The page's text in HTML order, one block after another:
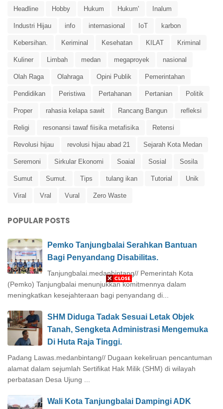
Headline Hobby Hukum Hukum' Inalum
Industri Hijau info internasional IoT karbon
Kebersihan. Keriminal Kesehatan KILAT Kriminal
Kuliner Limbah medan megaproyek nasional
Olah Raga Olahraga Opini Publik Pemerintahan
Pendidikan Peristiwa Pertahanan Pertanian Politik
Proper rahasia kelapa sawit Rancang Bangun refleksi
Religi resonansi tawaf fiisika metafisika Retensi
Revolusi hijau revolusi hijau abad 21 Sejarah Kota Medan
Seremoni Sirkular Ekonomi Soaial Sosial Sosila
Sumut Sumut. Tips tulang ikan Tutorial Unik
Viral Vral Vural Zero Waste
POPULAR POSTS
Pemko Tanjungbalai Serahkan Bantuan
Bagi Penyandang Disabilitas.
Tanjungbalai.medanbintang// Pemerintah Kota
(Pemko) Tanjungbalai menunjukkan komitmennya dalam
meningkatkan kesejahteraan bagi penyandang di...
SHM Diduga Tadak Sesuai Letak Objek
Tanah, Sengketa Administrasi Mengemuka
Di Huta Raja Tinggi.
Padang Lawas.medanbintang// Dugaan kekeliruan pencantuman
alamat dalam sejumlah Sertifikat Hak Milik (SHM) di wilayah
perbatasan Desa Ujung ...
Wali Kota Tanjungbalai Dampingi ADK